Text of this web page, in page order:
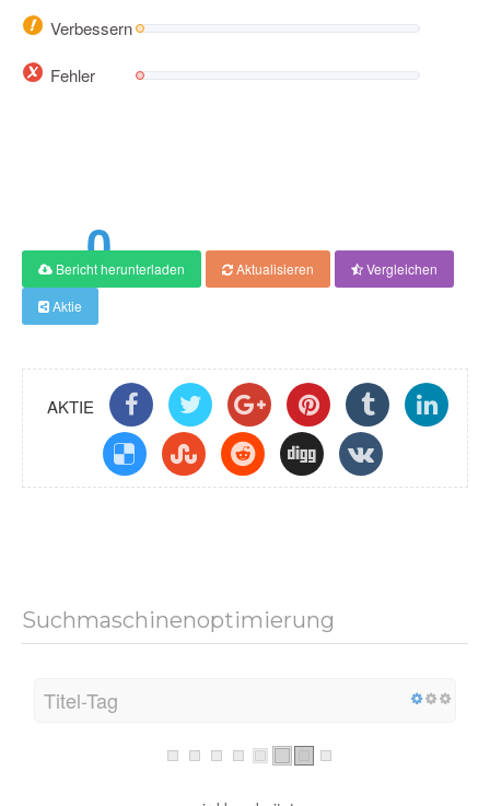
Verbessern
Fehler
0
Ergebnis
Bericht herunterladen Aktualisieren
Vergleichen
Aktie
AKTIE
Suchmaschinenoptimierung
Titel-Tag